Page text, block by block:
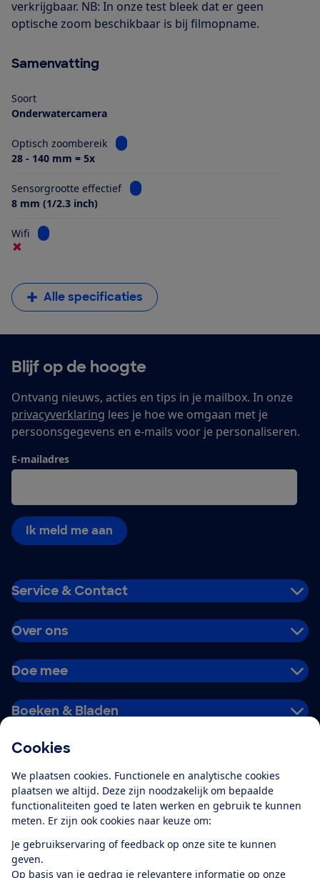
Cookies
We plaatsen cookies. Functionele en analytische cookies
plaatsen we altijd. Deze zijn noodzakelijk om bepaalde
functionaliteiten goed te laten werken en gebruik te kunnen
meten. Er zijn ook cookies naar keuze om:
Je gebruikservaring of feedback op onze site te kunnen
geven.
Op basis van je gedrag je relevantere informatie op onze
verkrijgbaar. NB: In onze test bleek dat er geen
optische zoom beschikbaar is bij filmopname.
Samenvatting
Soort
Onderwatercamera
Optisch zoombereik
Bekijk informatie voor Optisch zoombereik
28 - 140 mm = 5x
Sensorgrootte effectief
Bekijk informatie voor Sensorgrootte
8 mm (1/2.3 inch)
Wifi Bekijk informatie voor Wifi
Alle specificaties
Blijf op de hoogte
Ontvang nieuws, acties en tips in je mailbox. In onze
privacyverklaring lees je hoe we omgaan met je
persoonsgegevens en e-mails voor je personaliseren.
E-mailadres
Ik meld me aan
Service & Contact
Over ons
Doe mee
Boeken & Bladen
Alles over de
app